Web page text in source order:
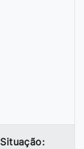
Situação: